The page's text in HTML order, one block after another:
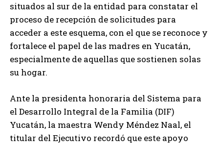
situados al sur de la entidad para constatar el
proceso de recepción de solicitudes para
acceder a este esquema, con el que se reconoce y
fortalece el papel de las madres en Yucatán,
especialmente de aquellas que sostienen solas
su hogar.
Ante la presidenta honoraria del Sistema para
el Desarrollo Integral de la Familia (DIF)
Yucatán, la maestra Wendy Méndez Naal, el
titular del Ejecutivo recordó que este apoyo